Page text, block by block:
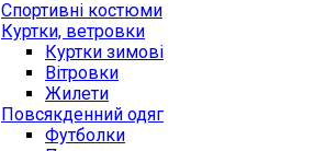
Спортивні костюми
Куртки, ветровки
Куртки зимові
Вітровки
Жилети
Повсякденний одяг
Футболки